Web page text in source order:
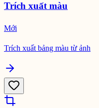
Trích xuất màu
Mới
Trích xuất bảng màu từ ảnh